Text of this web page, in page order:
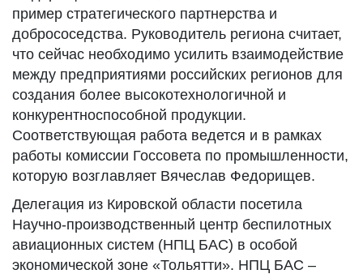
пример стратегического партнерства и
добрососедства. Руководитель региона считает,
что сейчас необходимо усилить взаимодействие
между предприятиями российских регионов для
создания более высокотехнологичной и
конкурентноспособной продукции.
Соответствующая работа ведется и в рамках
работы комиссии Госсовета по промышленности,
которую возглавляет Вячеслав Федорищев.
Делегация из Кировской области посетила
Научно-производственный центр беспилотных
авиационных систем (НПЦ БАС) в особой
экономической зоне «Тольятти». НПЦ БАС –